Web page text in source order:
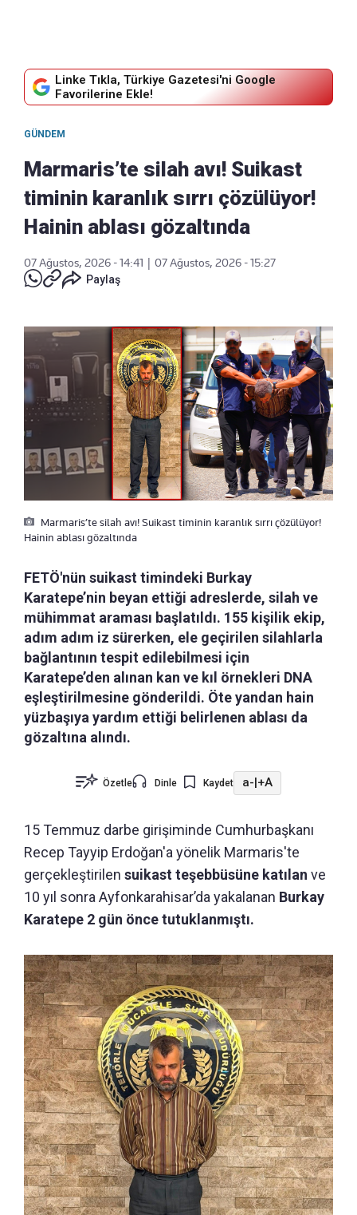
Linke Tıkla, Türkiye Gazetesi'ni Google
Favorilerine Ekle!
GÜNDEM
Marmaris’te silah avı! Suikast
timinin karanlık sırrı çözülüyor!
Hainin ablası gözaltında
07 Ağustos, 2026 - 14:41
07 Ağustos, 2026 - 15:27
Paylaş
Marmaris’te silah avı! Suikast timinin karanlık sırrı çözülüyor!
Hainin ablası gözaltında
FETÖ'nün suikast timindeki Burkay
Karatepe’nin beyan ettiği adreslerde, silah ve
mühimmat araması başlatıldı. 155 kişilik ekip,
adım adım iz sürerken, ele geçirilen silahlarla
bağlantının tespit edilebilmesi için
Karatepe’den alınan kan ve kıl örnekleri DNA
eşleştirilmesine gönderildi. Öte yandan hain
yüzbaşıya yardım ettiği belirlenen ablası da
gözaltına alındı.
Özetle Dinle Kaydet a- +A
15 Temmuz darbe girişiminde Cumhurbaşkanı
Recep Tayyip Erdoğan'a yönelik Marmaris'te
gerçekleştirilen suikast teşebbüsüne katılan ve
10 yıl sonra Ayfonkarahisar’da yakalanan Burkay
Karatepe 2 gün önce tutuklanmıştı.